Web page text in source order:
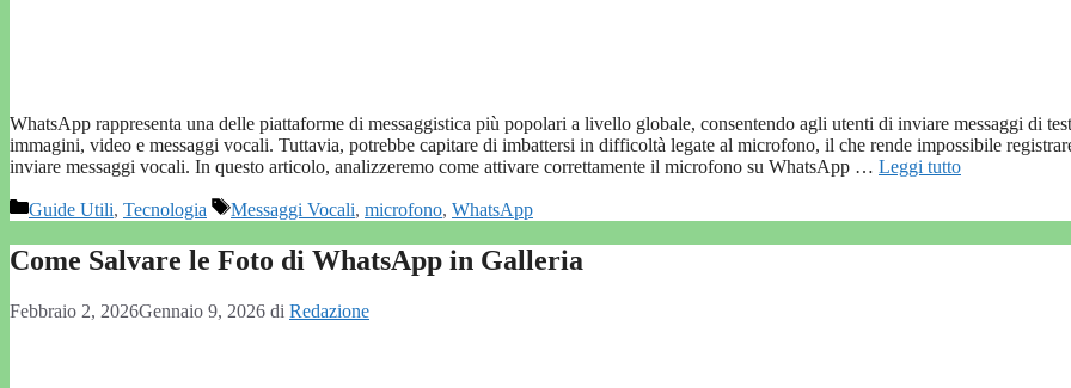
WhatsApp rappresenta una delle piattaforme di messaggistica più popolari a livello globale, consentendo agli utenti di inviare messaggi di
immagini, video e messaggi vocali. Tuttavia, potrebbe capitare di imbattersi in difficoltà legate al microfono, il che rende impossibile
inviare messaggi vocali. In questo articolo, analizzeremo come attivare correttamente il microfono su WhatsApp … Leggi tutto
Categorie
Guide Utili, Tecnologia Tag
Messaggi Vocali, microfono, WhatsApp
Come Salvare le Foto di WhatsApp in Galleria
Febbraio 2, 2026Gennaio 9, 2026 di Redazione